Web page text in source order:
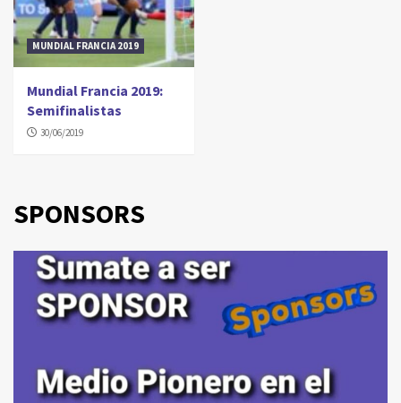
MUNDIAL FRANCIA 2019
Mundial Francia 2019:
Semifinalistas
30/06/2019
SPONSORS